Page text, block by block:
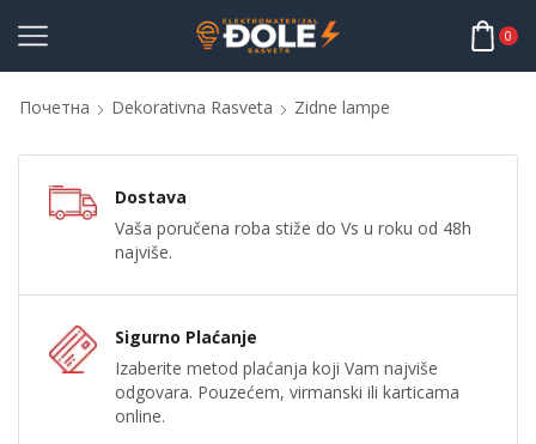
0
Почетна Dekorativna Rasveta Zidne lampe
Dostava
Vaša poručena roba stiže do Vs u roku od 48h
najviše.
Sigurno Plaćanje
Izaberite metod plaćanja koji Vam najviše
odgovara. Pouzećem, virmanski ili karticama
online.